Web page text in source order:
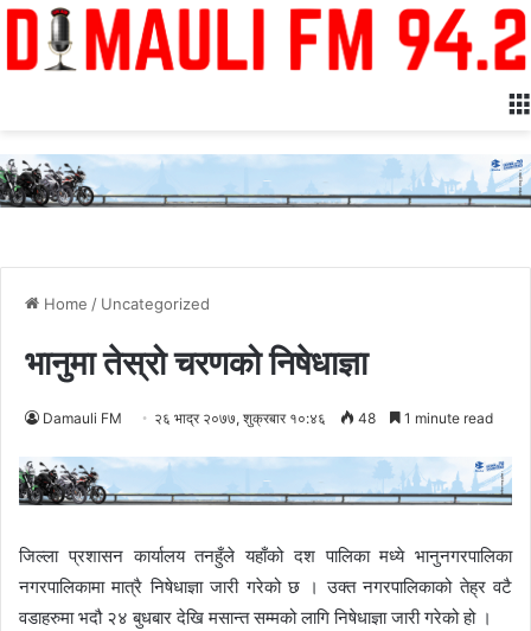
Home / Uncategorized
भानुमा तेस्रो चरणको निषेधाज्ञा
Damauli FM २६ भाद्र २०७७, शुक्रबार १०:४६ 48 1 minute read
जिल्ला प्रशासन कार्यालय तनहुँले यहाँको दश पालिका मध्ये भानुनगरपालिका
नगरपालिकामा मात्रै निषेधाज्ञा जारी गरेको छ । उक्त नगरपालिकाको तेह्र वटै
वडाहरुमा भदौ २४ बुधबार देखि मसान्त सम्मको लागि निषेधाज्ञा जारी गरेको हो ।